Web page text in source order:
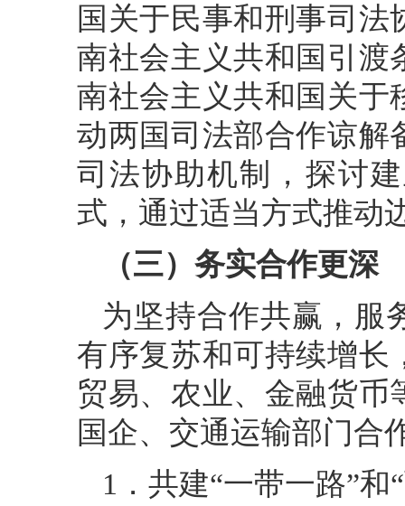
国关于民事和刑事司
南社会主义共和国引渡
南社会主义共和国关于
动两国司法部合作谅解
司法协助机制，探讨
式，通过适当方式推动
（三）务实合作更深
为坚持合作共赢，服
有序复苏和可持续增长
贸易、农业、金融货币
国企、交通运输部门合
1．共建“一带一路”和